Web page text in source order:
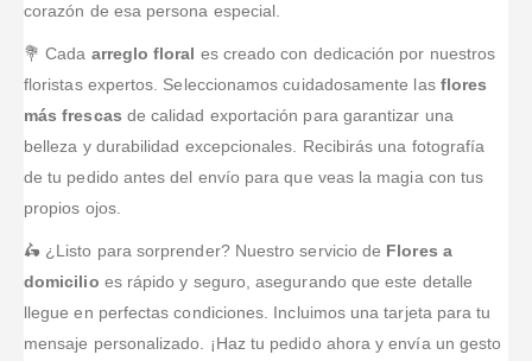
corazón de esa persona especial.
💐 Cada arreglo floral es creado con dedicación por nuestros
floristas expertos. Seleccionamos cuidadosamente las flores
más frescas de calidad exportación para garantizar una
belleza y durabilidad excepcionales. Recibirás una fotografía
de tu pedido antes del envío para que veas la magia con tus
propios ojos.
🛵 ¿Listo para sorprender? Nuestro servicio de Flores a
domicilio es rápido y seguro, asegurando que este detalle
llegue en perfectas condiciones. Incluimos una tarjeta para tu
mensaje personalizado. ¡Haz tu pedido ahora y envía un gesto